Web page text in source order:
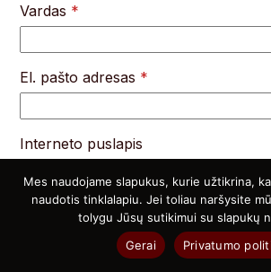
Vardas *
El. pašto adresas *
Interneto puslapis
Noriu savo interneto naršyklėje
pašto adresą ir interneto puslapį,
Mes naudojame slapukus, kurie užtikrina,
naudotis tinklalapiu. Jei toliau naršysite
tolygu Jūsų sutikimui su slapukų
Gerai
Privatumo